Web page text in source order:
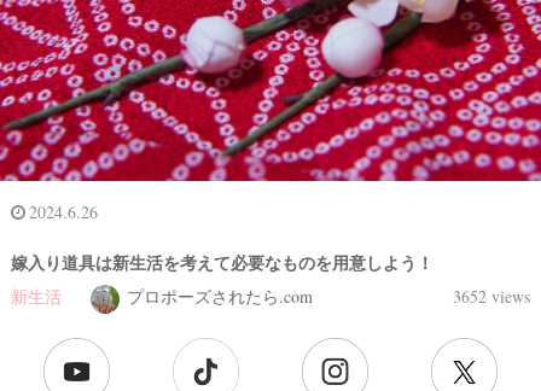
2024.6.26
嫁入り道具は新生活を考えて必要なものを用意しよう！
新生活 プロポーズされたら.com 3652 views